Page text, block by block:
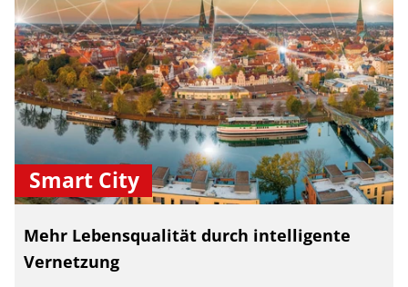
Smart City
Mehr Lebensqualität durch intelligente
Vernetzung